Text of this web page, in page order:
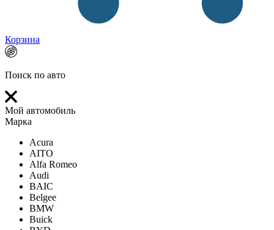
Корзина
Поиск по авто
Мой автомобиль
Марка
Acura
AITO
Alfa Romeo
Audi
BAIC
Belgee
BMW
Buick